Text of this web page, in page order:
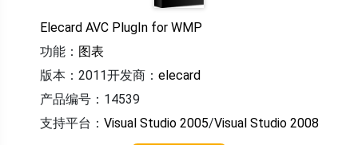
Elecard AVC PlugIn for WMP
功能： 图表
版本：2011开发商： elecard
产品编号：14539
支持平台： Visual Studio 2005/Visual Studio 2008